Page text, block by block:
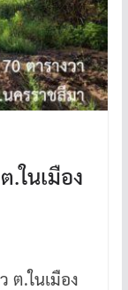
.ในเมือง
ต.ในเมือง